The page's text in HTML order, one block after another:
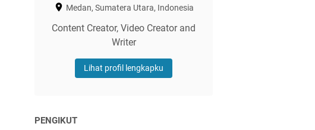
Medan, Sumatera Utara, Indonesia
Content Creator, Video Creator and
Writer
Lihat profil lengkapku
PENGIKUT